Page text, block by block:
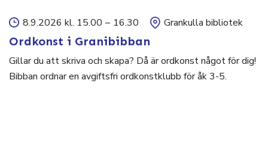
8.9.2026 kl. 15.00 – 16.30 Grankulla bibliotek
Ordkonst i Granibibban
Gillar du att skriva och skapa? Då är ordkonst något för dig!
Bibban ordnar en avgiftsfri ordkonstklubb för åk 3-5.